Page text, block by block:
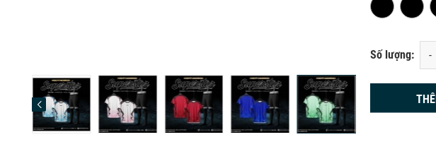
Số lượng: -